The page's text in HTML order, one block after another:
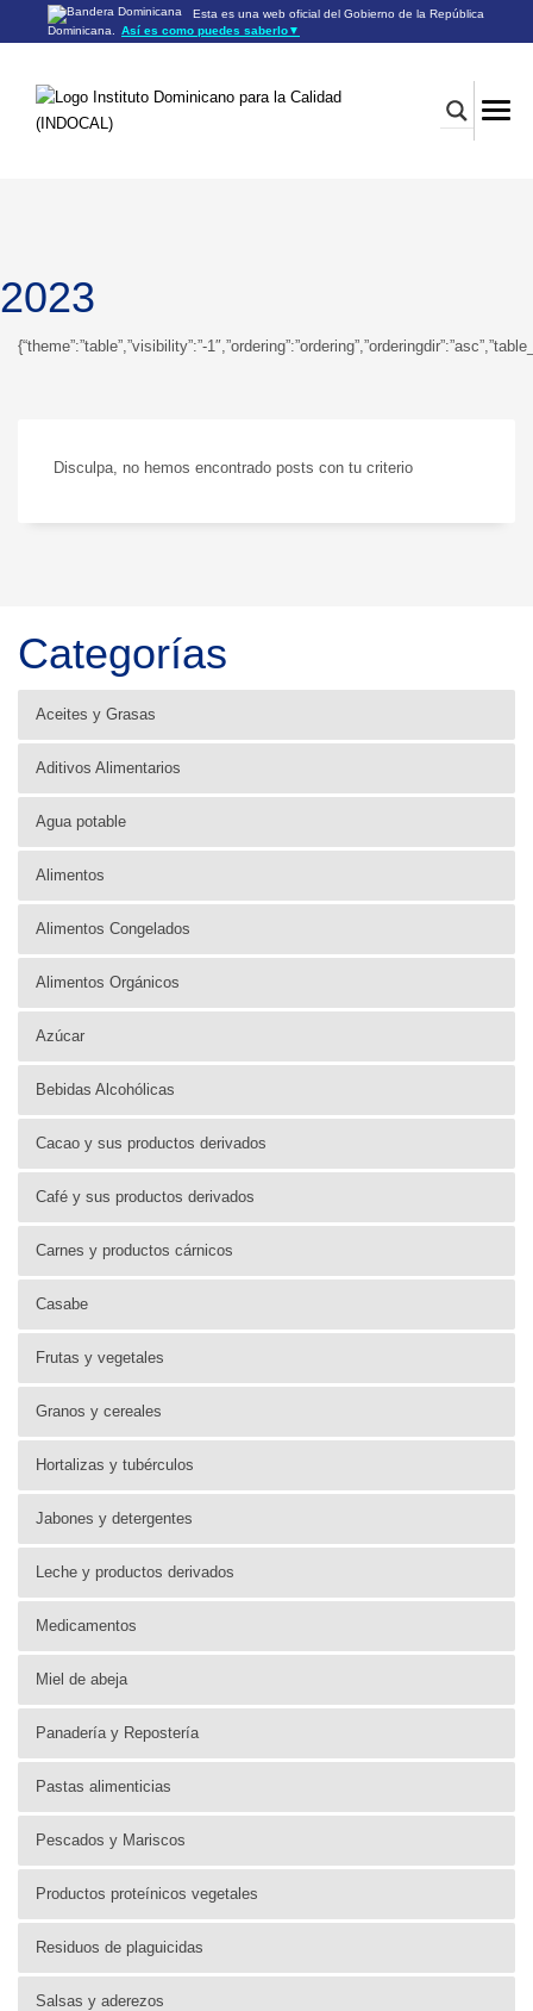
Esta es una web oficial del Gobierno de la República
Dominicana.
Así es como puedes saberlo▼
Los sitios web oficiales utilizan .gob.do o .gov.do
Los sitios web oficiales .gob.do o .gov.do seguros utilizan
HTTPS
2023
{“theme”:”table”,”visibility”:”-
Disculpa, no hemos encontrado posts con tu criterio
Categorías
Aceites y Grasas
Aditivos Alimentarios
Agua potable
Alimentos
Alimentos Congelados
Alimentos Orgánicos
Azúcar
Bebidas Alcohólicas
Cacao y sus productos derivados
Café y sus productos derivados
Carnes y productos cárnicos
Casabe
Frutas y vegetales
Granos y cereales
Hortalizas y tubérculos
Jabones y detergentes
Leche y productos derivados
Medicamentos
Miel de abeja
Panadería y Repostería
Pastas alimenticias
Pescados y Mariscos
Productos proteínicos vegetales
Residuos de plaguicidas
Salsas y aderezos